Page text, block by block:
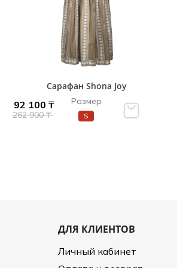
Сарафан Shona Joy
92 100 ₸
262 900 ₸
Размер
S
ДЛЯ КЛИЕНТОВ
Личный кабинет